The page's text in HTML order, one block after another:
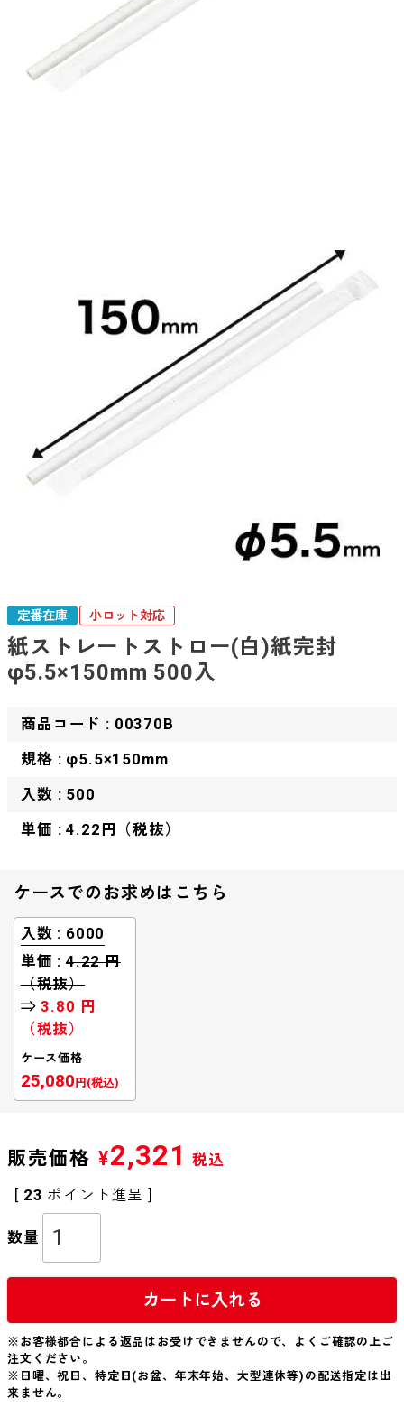
定番在庫 小ロット対応
紙ストレートストロー(白)紙完封
φ5.5×150mm 500入
商品コード : 00370B
規格 : φ5.5×150mm
入数 : 500
単価 : 4.22円（税抜）
ケースでのお求めはこちら
入数 : 6000
単価 :4.22 円
（税抜）
⇒3.80 円
（税抜）
ケース価格
25,080 円(税込)
販売価格 ¥2,321
税込
[ 23 ポイント進呈 ]
カートに入れる
※お客様都合による返品はお受けできませんので、よくご確認の上ご
注文ください。
※日曜、祝日、特定日(お盆、年末年始、大型連休等)の配送指定は出
来ません。